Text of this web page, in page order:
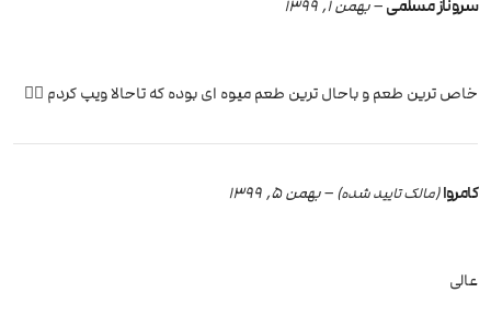
سروناز مسلمی–بهمن 1, 1399
خاص ترین طعم و باحال ترین طعم میوه ای بوده که تاحالا ویپ کردم 👍🏻
کامروا(مالک تایید شده) – بهمن 5, 1399
عالی